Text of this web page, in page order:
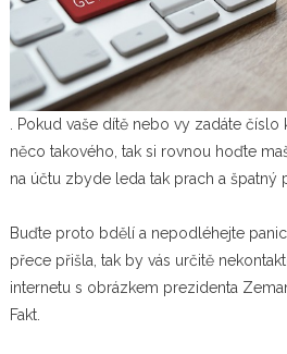
. Pokud vaše dítě nebo vy zadáte číslo
něco takového, tak si rovnou hoďte
na účtu zbyde leda tak prach a špatný
Buďte proto bdělí a nepodléhejte
přece přišla, tak by vás určitě
internetu s obrázkem prezidenta
Fakt.